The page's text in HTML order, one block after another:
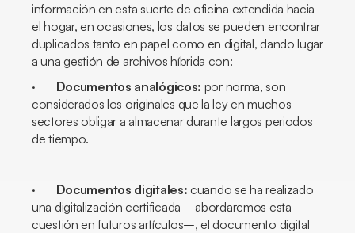
información en esta suerte de oficina extendida hacia
el hogar, en ocasiones, los datos se pueden encontrar
duplicados tanto en papel como en digital, dando lugar
a una gestión de archivos híbrida con:
· Documentos analógicos: por norma, son
considerados los originales que la ley en muchos
sectores obligar a almacenar durante largos periodos
de tiempo.
· Documentos digitales: cuando se ha realizado
una digitalización certificada –abordaremos esta
cuestión en futuros artículos–, el documento digital